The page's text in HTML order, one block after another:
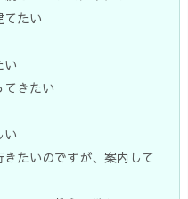
てたい
い
てきたい
い
たいのですが、案内して